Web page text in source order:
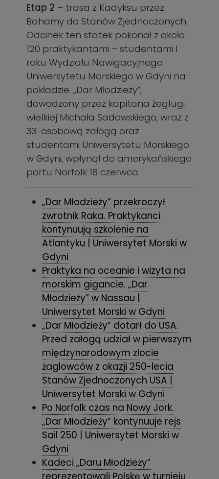
Etap 2 – trasa z Kadyksu przez
Bahamy do Stanów Zjednoczonych.
Odcinek ten statek pokonał z około
120 praktykantami – studentami I
roku Wydziału Nawigacyjnego
Uniwersytetu Morskiego w Gdyni na
pokładzie. „Dar Młodzieży”,
dowodzony przez kapitana żeglugi
wielkiej Michała Sadowskiego, wraz z
33-osobową załogą oraz
studentami Uniwersytetu Morskiego
w Gdyni, wpłynął do amerykańskiego
portu Norfolk 18 czerwca.
„Dar Młodzieży” przekroczył
zwrotnik Raka. Praktykanci
kontynuują szkolenie na
Atlantyku | Uniwersytet Morski w
Gdyni
Praktyka na oceanie i wizyta na
morskim gigancie. „Dar
Młodzieży” w Nassau |
Uniwersytet Morski w Gdyni
„Dar Młodzieży” dotarł do USA.
Przed załogą udział w pierwszym
międzynarodowym zlocie
żaglowców z okazji 250-lecia
Stanów Zjednoczonych USA |
Uniwersytet Morski w Gdyni
Po Norfolk czas na Nowy Jork.
„Dar Młodzieży” kontynuuje rejs
Sail 250 | Uniwersytet Morski w
Gdyni
Kadeci „Daru Młodzieży”
reprezentowali Polskę w turnieju